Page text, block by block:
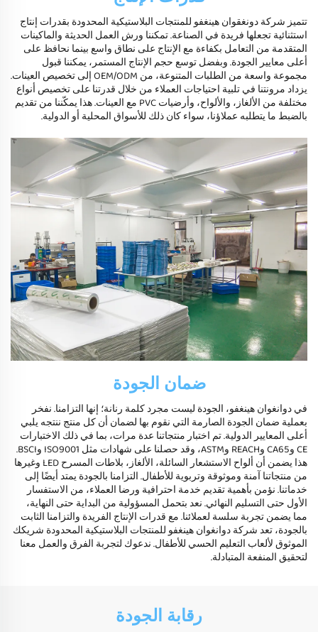
تتميز شركة دونغقوان هينغفو للمنتجات البلاستيكية المحدودة بقدرات إنتاج
استثنائية تجعلها فريدة في الصناعة. تمكننا ورش العمل الحديثة والماكينات
المتقدمة من التعامل بكفاءة مع الإنتاج على نطاق واسع بينما نحافظ على
أعلى معايير الجودة. وبفضل توسع حجم الإنتاج المستمر، يمكننا قبول
مجموعة واسعة من الطلبات المتنوعة، من OEM/ODM إلى تخصيص العينات.
يزداد مرونتنا في تلبية احتياجات العملاء من خلال قدرتنا على تخصيص أنواع
مختلفة من الألغاز، والألواح، وأرضيات PVC مع العينات. هذا يمكّننا من تقديم
بالضبط ما يتطلبه عملاؤنا، سواء كان ذلك للأسواق المحلية أو الدولية.
ضمان الجودة
في دوانغوان هينغفو، الجودة ليست مجرد كلمة رنانة؛ إنها التزامنا. نفخر
بعملية ضمان الجودة الصارمة التي نقوم بها لضمان أن كل منتج ننتجه يلبي
أعلى المعايير الدولية. تم اختبار منتجاتنا عدة مرات، بما في ذلك الاختبارات
CE وCA65 وREACH وASTM، وقد حصلنا على شهادات مثل ISO9001 وBSCI.
هذا يضمن أن ألواح الاستشعار السائلة، الألغاز، بلاطات المسرح LED وغيرها
من منتجاتنا آمنة وموثوقة وتربوية للأطفال. التزامنا بالجودة يمتد أيضًا إلى
خدماتنا. نؤمن بأهمية تقديم خدمة احترافية ورضا العملاء، من الاستفسار
الأول حتى التسليم النهائي. نعد بتحمل المسؤولية من البداية حتى النهاية،
مما يضمن تجربة سلسة لعملائنا. مع قدرات الإنتاج الفريدة والتزامنا الثابت
بالجودة، تعد شركة دوانغوان هينغفو للمنتجات البلاستيكية المحدودة شريكك
الموثوق لألعاب التعليم الحسي للأطفال. ندعوك لتجربة الفرق والعمل معنا
لتحقيق المنفعة المتبادلة.
رقابة الجودة